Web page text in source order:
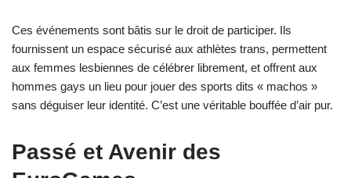
Ces événements sont bâtis sur le droit de participer. Ils
fournissent un espace sécurisé aux athlètes trans, permettent
aux femmes lesbiennes de célébrer librement, et offrent aux
hommes gays un lieu pour jouer des sports dits « machos »
sans déguiser leur identité. C’est une véritable bouffée d’air pur.
Passé et Avenir des